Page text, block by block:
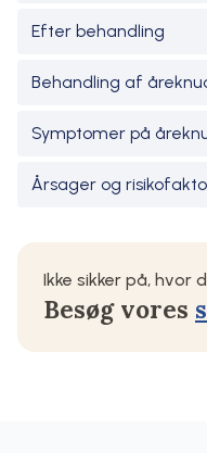
Efter behandling
Behandling af
Symptomer på
Årsager og
Ikke sikker på, hvor
Besøg vores